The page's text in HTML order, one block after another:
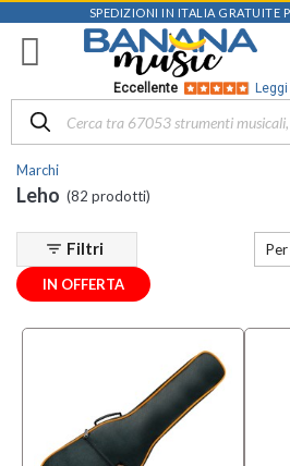
SPEDIZIONI IN ITALIA GRATUITE
Eccellente
Marchi
Leho (82 prodotti)
Filtra
i
risultati
Disponibile
in
Negozio
Music |
Vicenza
(10)
| Altavilla
| Bassano
del Grappa
IN OFFERTA
filter_list Filtri